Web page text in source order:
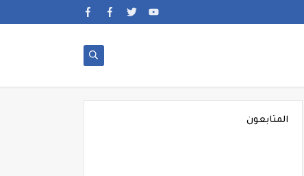
المتابعون